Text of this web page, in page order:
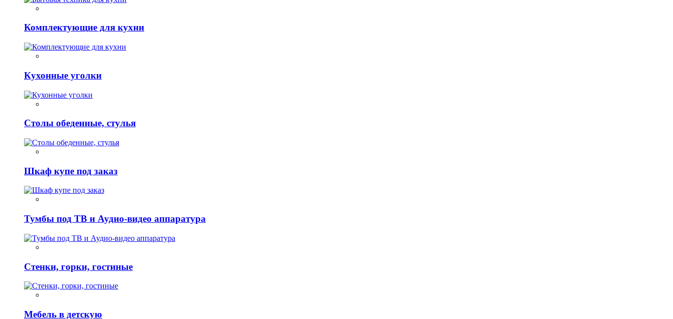
Комплектующие для кухни
Кухонные уголки
Столы обеденные, стулья
Шкаф купе под заказ
Тумбы под ТВ и Аудио-видео аппаратура
Стенки, горки, гостиные
Мебель в детскую